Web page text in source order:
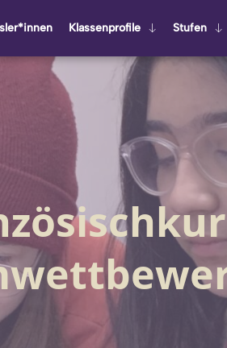
Klas­sen­pro­fi­le Stu­fen